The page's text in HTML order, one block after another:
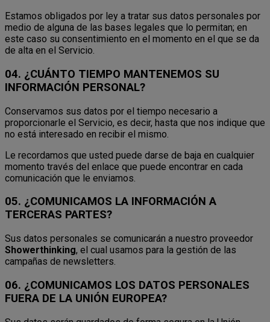
Estamos obligados por ley a tratar sus datos personales por
medio de alguna de las bases legales que lo permitan; en
este caso su consentimiento en el momento en el que se da
de alta en el Servicio.
04. ¿CUÁNTO TIEMPO MANTENEMOS SU
INFORMACIÓN PERSONAL?
Conservamos sus datos por el tiempo necesario a
proporcionarle el Servicio, es decir, hasta que nos indique que
no está interesado en recibir el mismo.
Le recordamos que usted puede darse de baja en cualquier
momento través del enlace que puede encontrar en cada
comunicación que le enviamos.
05. ¿COMUNICAMOS LA INFORMACIÓN A
TERCERAS PARTES?
Sus datos personales se comunicarán a nuestro proveedor
Showerthinking, el cual usamos para la gestión de las
campañas de newsletters.
06. ¿COMUNICAMOS LOS DATOS PERSONALES
FUERA DE LA UNIÓN EUROPEA?